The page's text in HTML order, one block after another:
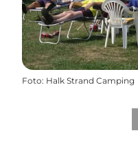
Foto: Halk Strand Camping